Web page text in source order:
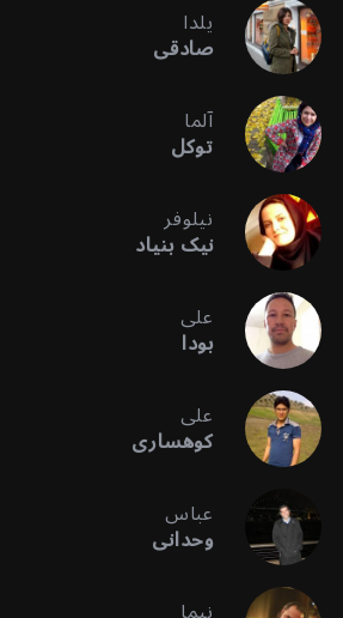
یلدا
صادقی
آلما
توکل
نیلوفر
نیک بنیاد
علی
بودا
علی
کوهساری
عباس
وحدانی